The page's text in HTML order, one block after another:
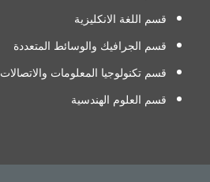
قسم اللغة الانكليزية
قسم الجرافيك والوسائط المتعددة
قسم تكنولوجيا المعلومات والاتصالات
قسم العلوم الهندسية